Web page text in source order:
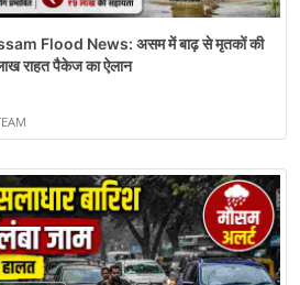
Flood News: असम में बाढ़ से मृतकों की
राहत पैकेज का ऐलान